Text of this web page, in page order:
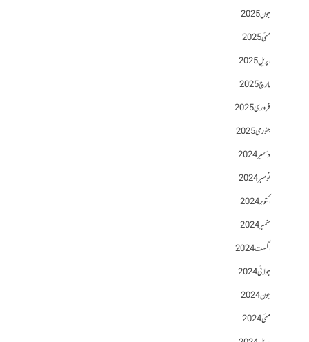
جون 2025
مئی 2025
اپریل 2025
مارچ 2025
فروری 2025
جنوری 2025
دسمبر 2024
نومبر 2024
اکتوبر 2024
ستمبر 2024
اگست 2024
جولائی 2024
جون 2024
مئی 2024